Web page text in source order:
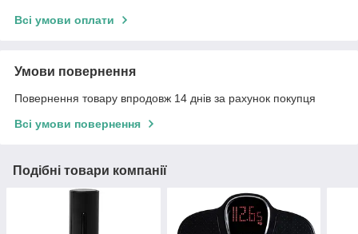
Всі умови оплати
Умови повернення
Повернення товару впродовж 14 днів за рахунок покупця
Всі умови повернення
Подібні товари компанії